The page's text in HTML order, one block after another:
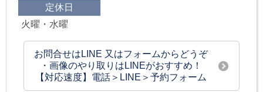
定休日
火曜・水曜
お問合せはLINE 又はフォームからどうぞ
・画像のやり取りはLINEがおすすめ！
【対応速度】電話＞LINE＞予約フォーム